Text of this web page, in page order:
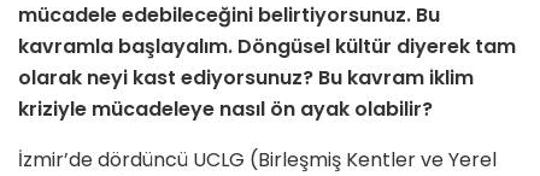
mücadele edebileceğini belirtiyorsunuz. Bu
kavramla başlayalım. Döngüsel kültür diyerek tam
olarak neyi kast ediyorsunuz? Bu kavram iklim
kriziyle mücadeleye nasıl ön ayak olabilir?
İzmir’de dördüncü UCLG (Birleşmiş Kentler ve Yerel